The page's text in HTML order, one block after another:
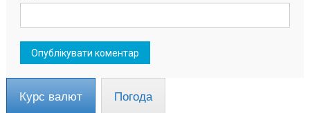
Курс валют Погода